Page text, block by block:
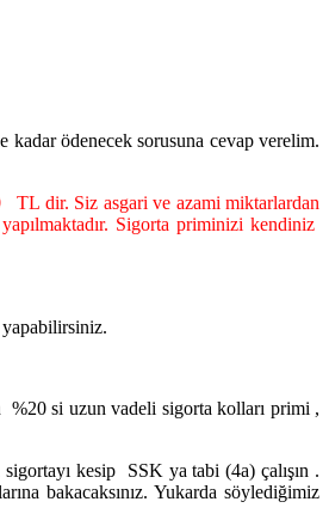
kadar ödenecek sorusuna cevap verelim.
dir. Siz asgari ve azami miktarlardan
Sigorta priminizi kendiniz
yapabilirsiniz.
%20 si uzun vadeli sigorta kolları primi ,
kesip SSK ya tabi (4a) çalışın .
bakacaksınız. Yukarda söylediğimiz